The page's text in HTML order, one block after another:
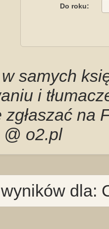
Do roku:
samych
i
zgłaszać na
o2.pl
dla: